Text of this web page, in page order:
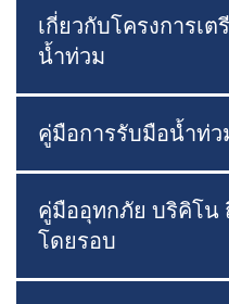
เกี่ยวกับโครงการเ
น้ำท่วม
คู่มือการรับมือน้ำท่ว
คู่มืออุทกภัย บริคิโน
โดยรอบ